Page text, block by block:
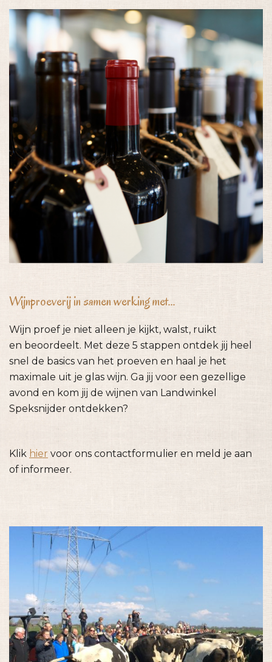
Wijnproeverij in samen werking met...
Wijn proef je niet alleen je kijkt, walst, ruikt
en beoordeelt. Met deze 5 stappen ontdek jij heel
snel de basics van het proeven en haal je het
maximale uit je glas wijn. Ga jij voor een gezellige
avond en kom jij de wijnen van Landwinkel
Speksnijder ontdekken?
Klik hier voor ons contactformulier en meld je aan
of informeer.